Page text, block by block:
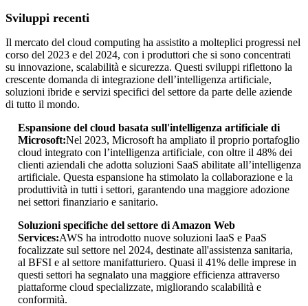
Sviluppi recenti
Il mercato del cloud computing ha assistito a molteplici progressi nel
corso del 2023 e del 2024, con i produttori che si sono concentrati
su innovazione, scalabilità e sicurezza. Questi sviluppi riflettono la
crescente domanda di integrazione dell’intelligenza artificiale,
soluzioni ibride e servizi specifici del settore da parte delle aziende
di tutto il mondo.
Espansione del cloud basata sull'intelligenza artificiale di
Microsoft:Nel 2023, Microsoft ha ampliato il proprio portafoglio
cloud integrato con l’intelligenza artificiale, con oltre il 48% dei
clienti aziendali che adotta soluzioni SaaS abilitate all’intelligenza
artificiale. Questa espansione ha stimolato la collaborazione e la
produttività in tutti i settori, garantendo una maggiore adozione
nei settori finanziario e sanitario.
Soluzioni specifiche del settore di Amazon Web
Services:AWS ha introdotto nuove soluzioni IaaS e PaaS
focalizzate sul settore nel 2024, destinate all'assistenza sanitaria,
al BFSI e al settore manifatturiero. Quasi il 41% delle imprese in
questi settori ha segnalato una maggiore efficienza attraverso
piattaforme cloud specializzate, migliorando scalabilità e
conformità.